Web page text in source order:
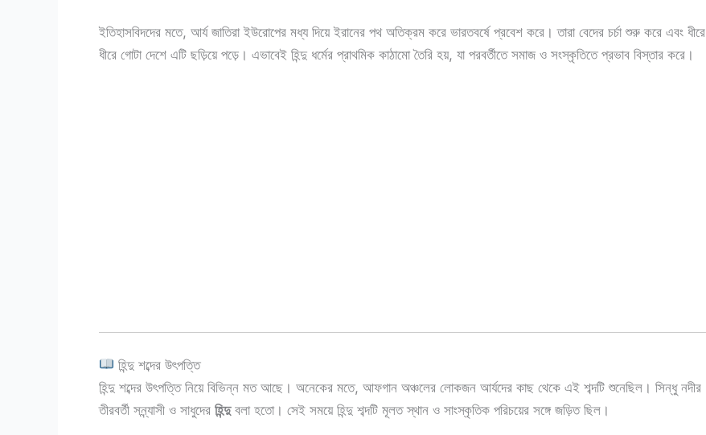
ইতিহাসবিদদের মতে, আর্য জাতিরা ইউরোপের মধ্য দিয়ে ইরানের পথ অতিক্রম করে ভারতবর্ষে প্রবেশ করে। তারা বেদের চর্চা শুরু করে এবং ধীরে
ধীরে গোটা দেশে এটি ছড়িয়ে পড়ে। এভাবেই হিন্দু ধর্মের প্রাথমিক কাঠামো তৈরি হয়, যা পরবর্তীতে সমাজ ও সংস্কৃতিতে প্রভাব বিস্তার করে।
হিন্দু শব্দের উৎপত্তি
হিন্দু শব্দের উৎপত্তি নিয়ে বিভিন্ন মত আছে। অনেকের মতে, আফগান অঞ্চলের লোকজন আর্যদের কাছ থেকে এই শব্দটি শুনেছিল। সিন্ধু নদীর
তীরবর্তী সন্ন্যাসী ও সাধুদের হিন্দুবলা হতো। সেই সময়ে হিন্দু শব্দটি মূলত স্থান ও সাংস্কৃতিক পরিচয়ের সঙ্গে জড়িত ছিল।